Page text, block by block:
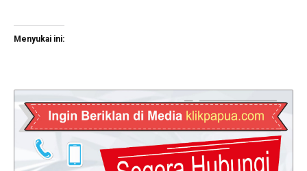
Menyukai ini: